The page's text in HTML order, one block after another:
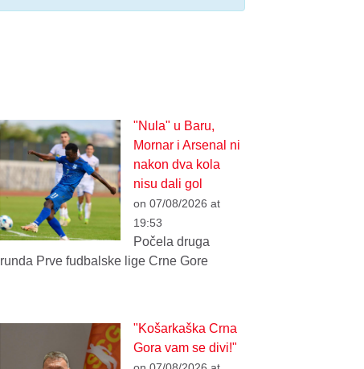
"Nula" u Baru,
Mornar i Arsenal ni
nakon dva kola
nisu dali gol
on 07/08/2026 at
19:53
Počela druga
runda Prve fudbalske lige Crne Gore
"Košarkaška Crna
Gora vam se divi!"